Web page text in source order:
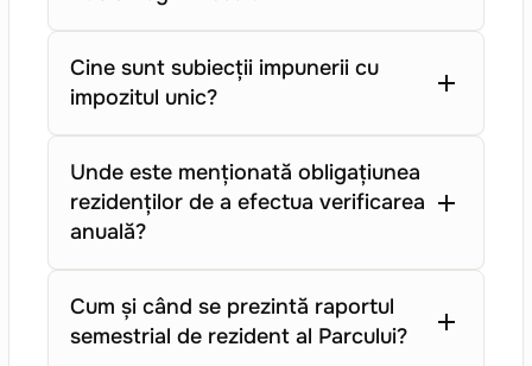
Cine sunt subiecții impunerii cu
impozitul unic?
Unde este menționată obligațiunea
rezidenților de a efectua verificarea
anuală?
Cum și când se prezintă raportul
semestrial de rezident al Parcului?